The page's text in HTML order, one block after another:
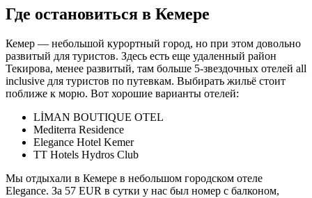
Где остановиться в Кемере
Кемер — небольшой курортный город, но при этом довольно
развитый для туристов. Здесь есть еще удаленный район
Текирова, менее развитый, там больше 5-звездочных отелей all
inclusive для туристов по путевкам. Выбирать жильё стоит
поближе к морю. Вот хорошие варианты отелей:
LİMAN BOUTIQUE OTEL
Mediterra Residence
Elegance Hotel Kemer
TT Hotels Hydros Club
Мы отдыхали в Кемере в небольшом городском отеле
Elegance. За 57 EUR в сутки у нас был номер с балконом,